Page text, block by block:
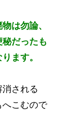
は勿論、
だったも
ます。
される
へこむので